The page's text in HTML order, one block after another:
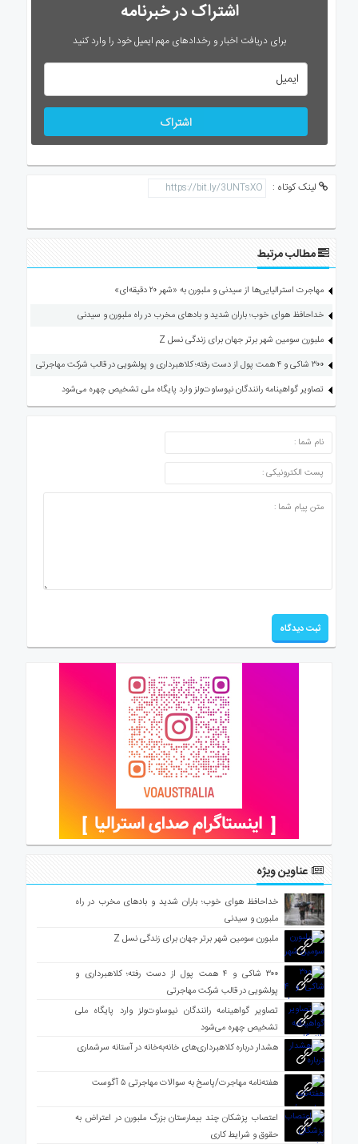
اشتراک در خبرنامه
برای دریافت اخبار و رخدادهای مهم ایمیل خود را وارد کنید
اشتراک
لینک کوتاه :
مطالب مرتبط
مهاجرت استرالیایی‌ها از سیدنی و ملبورن به «شهر ۲۰ دقیقه‌ای»
خداحافظ هوای خوب؛ باران شدید و بادهای مخرب در راه ملبورن و سیدنی
ملبورن سومین شهر برتر جهان برای زندگی نسل Z
۳۰۰ شاکی و ۴ همت پول از دست رفته؛ کلاهبرداری و پولشویی در قالب شرکت مهاجرتی
تصاویر گواهینامه رانندگان نیوساوت‌ولز وارد پایگاه ملی تشخیص چهره می‌شود
ارسال دیدگاه
عناوین ویژه
خداحافظ هوای خوب؛ باران شدید و بادهای مخرب در راه
ملبورن و سیدنی
ملبورن سومین شهر برتر جهان برای زندگی نسل Z
۳۰۰ شاکی و ۴ همت پول از دست رفته؛ کلاهبرداری و
پولشویی در قالب شرکت مهاجرتی
تصاویر گواهینامه رانندگان نیوساوت‌ولز وارد پایگاه ملی
تشخیص چهره می‌شود
هشدار درباره کلاهبرداری‌های خانه‌به‌خانه در آستانه سرشماری
هفته‌نامه مهاجرت/پاسخ به سوالات مهاجرتی ۵ آگوست
اعتصاب پزشکان چند بیمارستان بزرگ ملبورن در اعتراض به
حقوق و شرایط کاری